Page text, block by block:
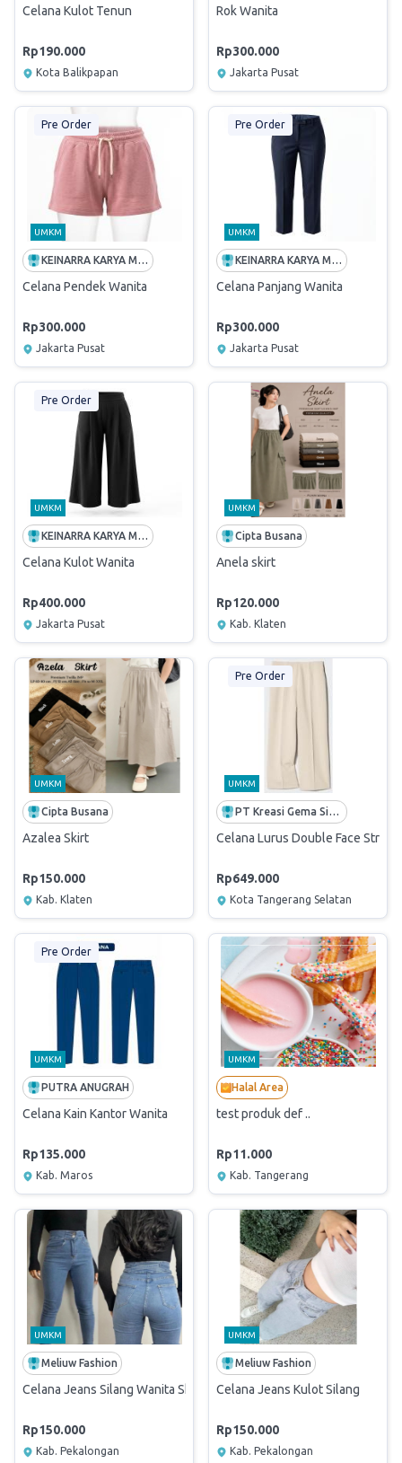
Celana Kulot Tenun
Rp190.000
Kota Balikpapan
Rok Wanita
Rp300.000
Jakarta Pusat
Pre Order
UMKM
KEINARRA KARYA MANDIRI
Celana Pendek Wanita
Rp300.000
Jakarta Pusat
Pre Order
UMKM
KEINARRA KARYA MANDIRI
Celana Panjang Wanita
Rp300.000
Jakarta Pusat
Pre Order
UMKM
KEINARRA KARYA MANDIRI
Celana Kulot Wanita
Rp400.000
Jakarta Pusat
UMKM
Cipta Busana
Anela skirt
Rp120.000
Kab. Klaten
UMKM
Cipta Busana
Azalea Skirt
Rp150.000
Kab. Klaten
Pre Order
UMKM
PT Kreasi Gema Sinergi
Celana Lurus Double Face
Rp649.000
Kota Tangerang Selatan
Pre Order
UMKM
PUTRA ANUGRAH
Celana Kain Kantor Wanita
Rp135.000
Kab. Maros
UMKM
Halal Area
test produk def ..
Rp11.000
Kab. Tangerang
UMKM
Meliuw Fashion
Celana Jeans Silang Wanita Skinny J32 Rawis
Rp150.000
Kab. Pekalongan
UMKM
Meliuw Fashion
Celana Jeans Kulot Silang
Rp150.000
Kab. Pekalongan